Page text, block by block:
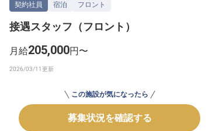
契約社員 宿泊 フロント
接遇スタッフ（フロント）
月給205,000円〜
この施設が気になったら
募集状況を確認する